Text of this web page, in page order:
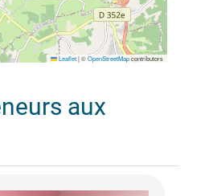
Leaflet |©OpenStreetMapcontributors
aux